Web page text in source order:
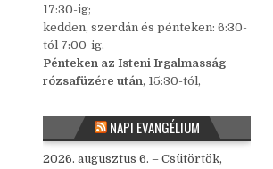
17:30-ig;
kedden, szerdán és pénteken: 6:30-
tól 7:00-ig.
Pénteken az Isteni Irgalmasság
rózsafüzére után, 15:30-tól,
NAPI EVANGÉLIUM
2026. augusztus 6. – Csütörtök,